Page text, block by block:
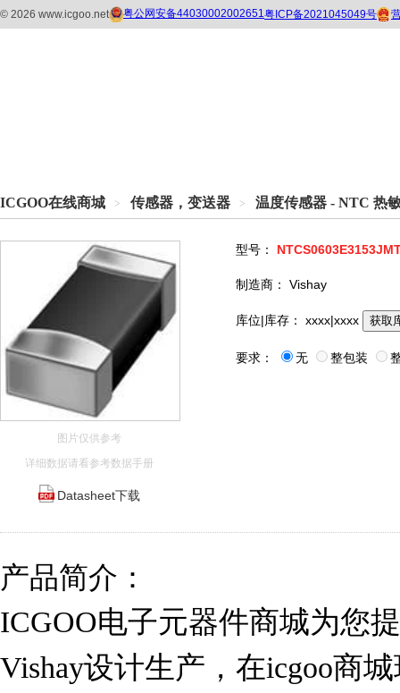
ICGOO在线商城 > 传感器，变送器 > 温度传感器 - NTC 热
图片仅供参考
详细数据请看参考数据手册
Datasheet下载
型号：
制造商： Vishay
库位|库存： xxxx|xxxx 获取
要求： 无 整包装
产品简介：
ICGOO电子元器件商城为您
Vishay设计生产，在icgoo商